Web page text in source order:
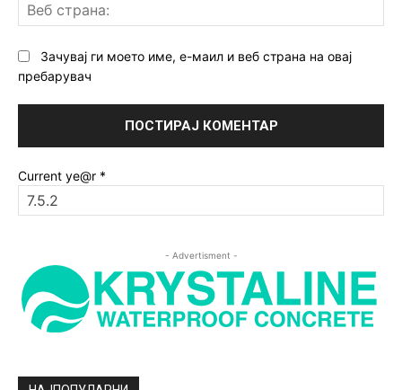
Зачувај ги моето име, е-маил и веб страна на овај
пребарувач
Current ye@r *
- Advertisment -